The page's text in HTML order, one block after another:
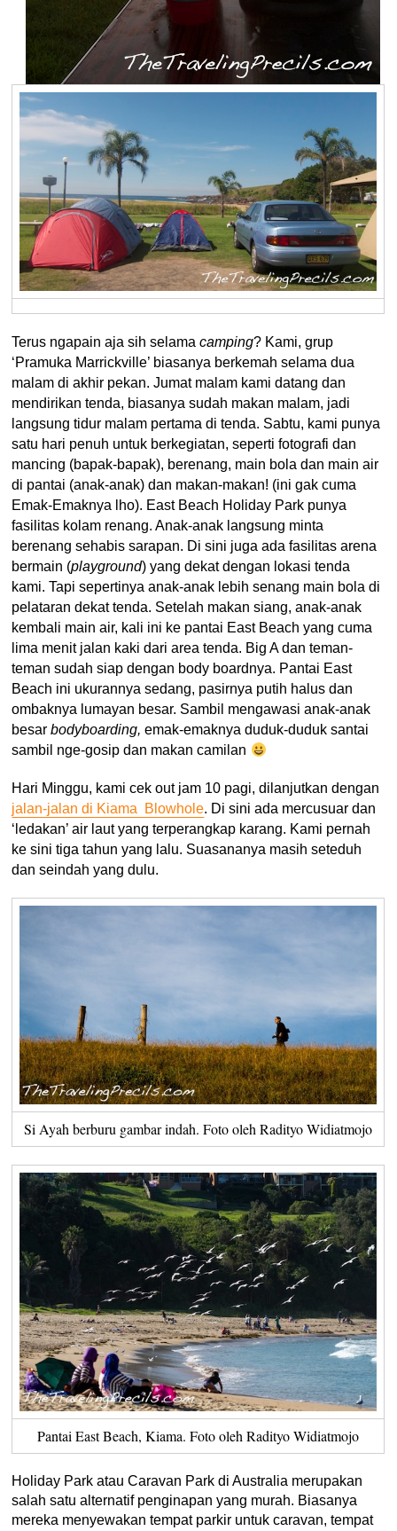
Terus ngapain aja sih selamacamping? Kami, grup
‘Pramuka Marrickville’ biasanya berkemah selama dua
malam di akhir pekan. Jumat malam kami datang dan
mendirikan tenda, biasanya sudah makan malam, jadi
langsung tidur malam pertama di tenda. Sabtu, kami punya
satu hari penuh untuk berkegiatan, seperti fotografi dan
mancing (bapak-bapak), berenang, main bola dan main air
di pantai (anak-anak) dan makan-makan! (ini gak cuma
Emak-Emaknya lho). East Beach Holiday Park punya
fasilitas kolam renang. Anak-anak langsung minta
berenang sehabis sarapan. Di sini juga ada fasilitas arena
bermain (playground) yang dekat dengan lokasi tenda
kami. Tapi sepertinya anak-anak lebih senang main bola di
pelataran dekat tenda. Setelah makan siang, anak-anak
kembali main air, kali ini ke pantai East Beach yang cuma
lima menit jalan kaki dari area tenda. Big A dan teman-
teman sudah siap dengan body boardnya. Pantai East
Beach ini ukurannya sedang, pasirnya putih halus dan
ombaknya lumayan besar. Sambil mengawasi anak-anak
besarbodyboarding,emak-emaknya duduk-duduk santai
sambil nge-gosip dan makan camilan
Hari Minggu, kami cek out jam 10 pagi, dilanjutkan dengan
jalan-jalan di Kiama Blowhole. Di sini ada mercusuar dan
‘ledakan’ air laut yang terperangkap karang. Kami pernah
ke sini tiga tahun yang lalu. Suasananya masih seteduh
dan seindah yang dulu.
Si Ayah berburu gambar indah. Foto oleh Radityo Widiatmojo
Pantai East Beach, Kiama. Foto oleh Radityo Widiatmojo
Holiday Park atau Caravan Park di Australia merupakan
salah satu alternatif penginapan yang murah. Biasanya
mereka menyewakan tempat parkir untuk caravan, tempat